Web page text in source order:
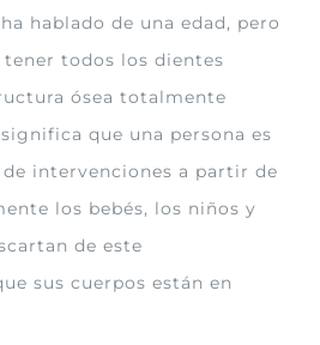
hablado de una edad, pero
tener todos los dientes
ósea totalmente
que una persona es
intervenciones a partir de
los bebés, los niños y
de este
sus cuerpos están en